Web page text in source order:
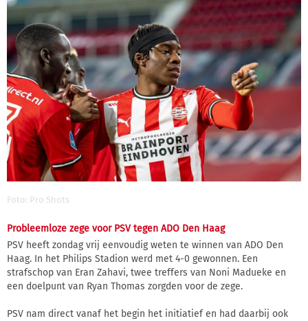
Foto: Pro Shots
Probleemloze zege voor PSV tegen ADO Den Haag
PSV heeft zondag vrij eenvoudig weten te winnen van ADO Den
Haag. In het Philips Stadion werd met 4-0 gewonnen. Een
strafschop van Eran Zahavi, twee treffers van Noni Madueke en
een doelpunt van Ryan Thomas zorgden voor de zege.
PSV nam direct vanaf het begin het initiatief en had daarbij ook